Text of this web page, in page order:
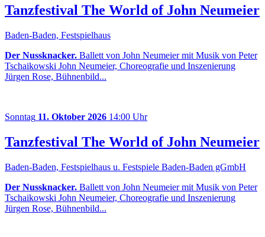
Tanzfestival The World of John Neumeier
Baden-Baden, Festspielhaus
Der Nussknacker. Ballett von John Neumeier mit Musik von Peter
Tschaikowski John Neumeier, Choreografie und Inszenierung
Jürgen Rose, Bühnenbild...
Sonntag 11. Oktober 2026 14:00 Uhr
Tanzfestival The World of John Neumeier
Baden-Baden, Festspielhaus u. Festspiele Baden-Baden gGmbH
Der Nussknacker. Ballett von John Neumeier mit Musik von Peter
Tschaikowski John Neumeier, Choreografie und Inszenierung
Jürgen Rose, Bühnenbild...